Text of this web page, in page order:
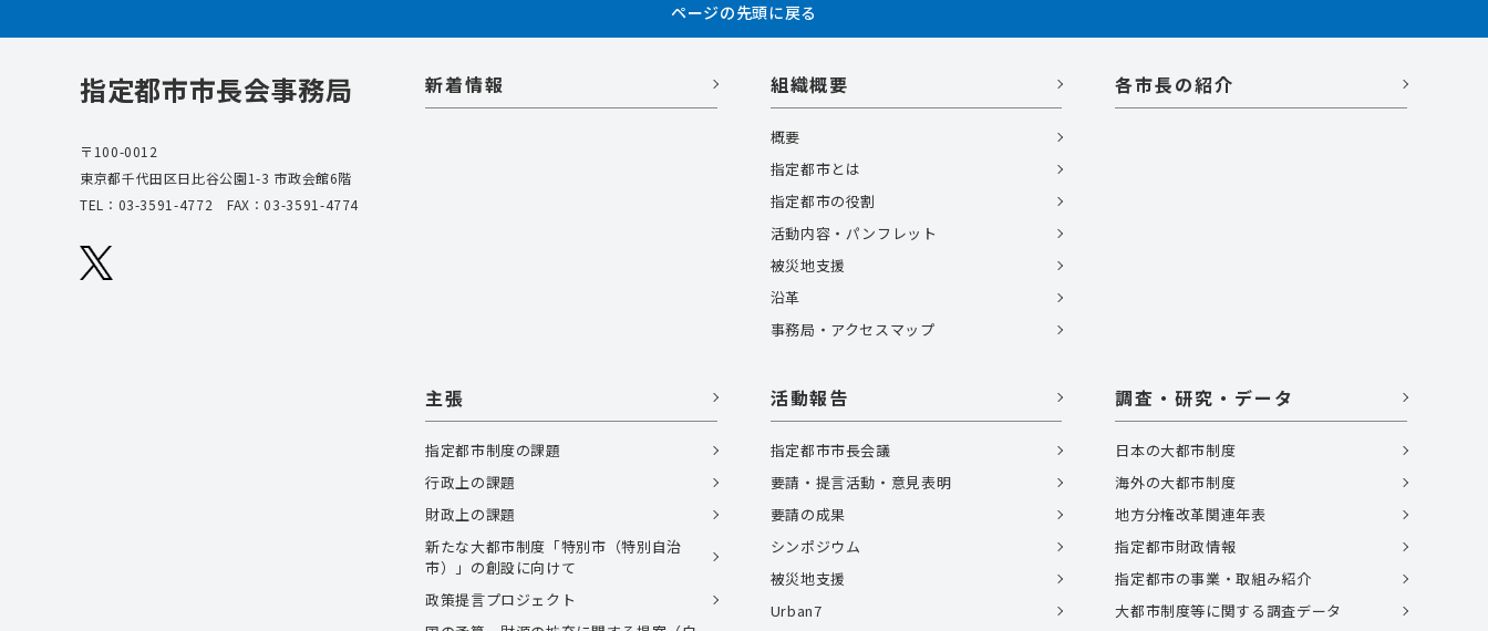
ページの先頭に戻る
指定都市市長会事務局
〒100-0012
東京都千代田区日比谷公園1-3 市政会館6階
TEL： 03-3591-4772 FAX：03-3591-4774
新着情報 組織概要
概要
指定都市とは
指定都市の役割
活動内容・パンフレット
被災地支援
沿革
事務局・アクセスマップ
各市長の紹介
主張
指定都市制度の課題
行政上の課題
財政上の課題
新たな大都市制度「特別市（特別自治
市）」の創設に向けて
政策提言プロジェクト
活動報告
指定都市市長会議
要請・提言活動・意見表明
要請の成果
シンポジウム
被災地支援
Urban7
調査・研究・データ
日本の大都市制度
海外の大都市制度
地方分権改革関連年表
指定都市財政情報
指定都市の事業・取組み紹介
大都市制度等に関する調査データ